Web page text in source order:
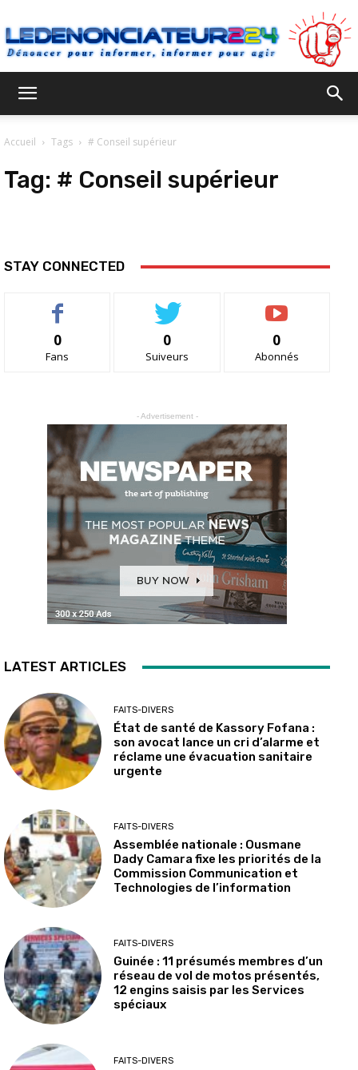
Accueil Tags # Conseil supérieur
Tag: # Conseil supérieur
STAY CONNECTED
0
Fans
0
Suiveurs
0
Abonnés
- Advertisement -
LATEST ARTICLES
FAITS-DIVERS
État de santé de Kassory Fofana :
son avocat lance un cri d’alarme et
réclame une évacuation sanitaire
urgente
FAITS-DIVERS
Assemblée nationale : Ousmane
Dady Camara fixe les priorités de la
Commission Communication et
Technologies de l’information
FAITS-DIVERS
Guinée : 11 présumés membres d’un
réseau de vol de motos présentés,
12 engins saisis par les Services
spéciaux
FAITS-DIVERS